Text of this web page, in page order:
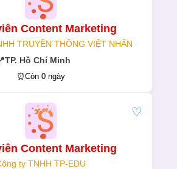
Content Marketing
TRUYỀN THÔNG VIỆT NHÂN
TP. Hồ Chí Minh
⏰Còn 0 ngày
Content Marketing
ty TNHH TP-EDU
♡